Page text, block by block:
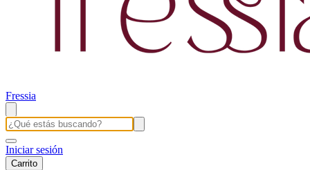
Fressia
Iniciar sesión
Carrito